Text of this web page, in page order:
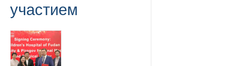
участием